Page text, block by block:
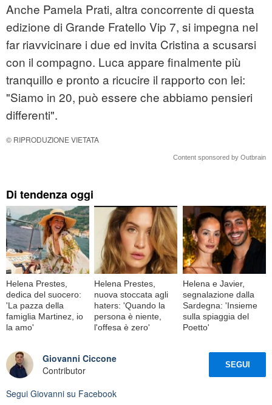
Anche Pamela Prati, altra concorrente di questa
edizione di Grande Fratello Vip 7, si impegna nel
far riavvicinare i due ed invita Cristina a scusarsi
con il compagno. Luca appare finalmente più
tranquillo e pronto a ricucire il rapporto con lei:
"Siamo in 20, può essere che abbiamo pensieri
differenti".
© RIPRODUZIONE VIETATA
Content sponsored by Outbrain
Di tendenza oggi
Helena Prestes,
dedica del suocero:
'La pazza della
famiglia Martinez, io
la amo'
Helena Prestes,
nuova stoccata agli
haters: 'Quando la
persona è niente,
l'offesa è zero'
Helena e Javier,
segnalazione dalla
Sardegna: 'Insieme
sulla spiaggia del
Poetto'
Giovanni Ciccone
Contributor
SEGUI
Segui Giovanni su Facebook